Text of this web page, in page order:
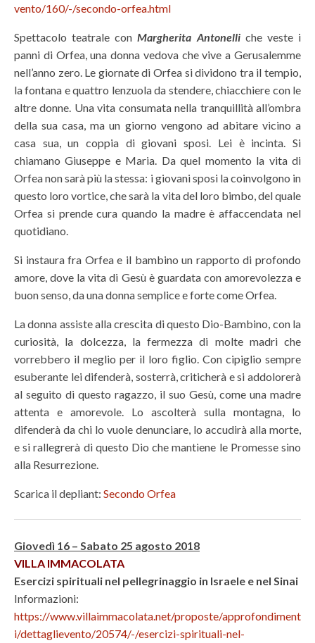
vento/160/-/secondo-orfea.html
Spettacolo teatrale con Margherita Antonelli che veste i
panni di Orfea, una donna vedova che vive a Gerusalemme
nell’anno zero. Le giornate di Orfea si dividono tra il tempio,
la fontana e quattro lenzuola da stendere, chiacchiere con le
altre donne. Una vita consumata nella tranquillità all’ombra
della sua casa, ma un giorno vengono ad abitare vicino a
casa sua, un coppia di giovani sposi. Lei è incinta. Si
chiamano Giuseppe e Maria. Da quel momento la vita di
Orfea non sarà più la stessa: i giovani sposi la coinvolgono in
questo loro vortice, che sarà la vita del loro bimbo, del quale
Orfea si prende cura quando la madre è affaccendata nel
quotidiano.
Si instaura fra Orfea e il bambino un rapporto di profondo
amore, dove la vita di Gesù è guardata con amorevolezza e
buon senso, da una donna semplice e forte come Orfea.
La donna assiste alla crescita di questo Dio-Bambino, con la
curiosità, la dolcezza, la fermezza di molte madri che
vorrebbero il meglio per il loro figlio. Con cipiglio sempre
esuberante lei difenderà, sosterrà, criticherà e si addolorerà
al seguito di questo ragazzo, il suo Gesù, come una madre
attenta e amorevole. Lo ascolterà sulla montagna, lo
difenderà da chi lo vuole denunciare, lo accudirà alla morte,
e si rallegrerà di questo Dio che mantiene le Promesse sino
alla Resurrezione.
Scarica il depliant: Secondo Orfea
Giovedì 16 – Sabato 25 agosto 2018
VILLA IMMACOLATA
Esercizi spirituali nel pellegrinaggio in Israele e nel Sinai
Informazioni:
https://www.villaimmacolata.net/proposte/approfondiment
i/dettaglievento/20574/-/esercizi-spirituali-nel-